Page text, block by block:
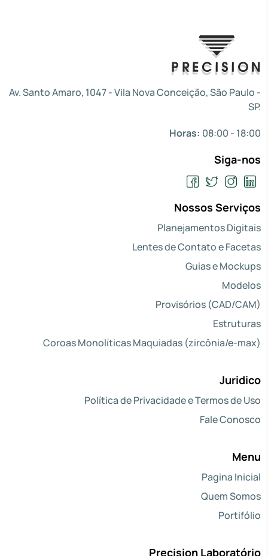
Av. Santo Amaro, 1047 - Vila Nova Conceição, São Paulo -
SP.
Horas: 08:00 - 18:00
Siga-nos
Nossos Serviços
Planejamentos Digitais
Lentes de Contato e Facetas
Guias e Mockups
Modelos
Provisórios (CAD/CAM)
Estruturas
Coroas Monolíticas Maquiadas (zircônia/e-max)
Juridico
Política de Privacidade e Termos de Uso
Fale Conosco
Menu
Pagina Inicial
Quem Somos
Portifólio
Precision Laboratório